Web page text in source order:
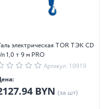
электрическая TOR ТЭК CD
п 1,0 т 9 м PRO
Артикул: 10919
BYN (за шт)